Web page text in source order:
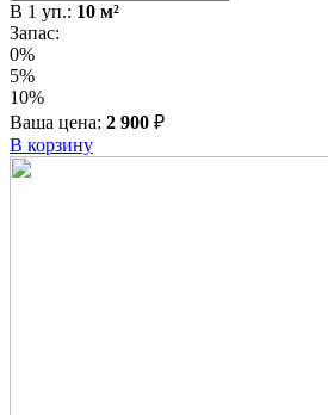
В 1 уп.: 10 м²
Запас:
0%
5%
10%
Ваша цена: 2 900 ₽
В корзину